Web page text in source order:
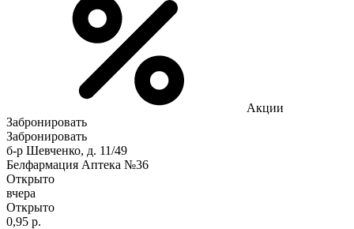
Акции
Забронировать
Забронировать
б-р Шевченко, д. 11/49
Белфармация Аптека №36
Открыто
вчера
Открыто
0,95 р.